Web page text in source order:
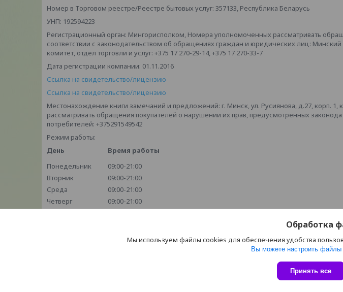
Номер в Торговом реестре/Реестре бытовых услуг: 357133, Республика Беларусь
УНП: 192594223
Регистрационный орган: Мингорисполком, Номера уполномоченных рассматривать
соответствии с законодательством об обращениях граждан и юридических лиц:
комитет, отдел торговли и услуг: +375 17 270-29-14, +375 17 270-33-7
Дата регистрации компании: 01.11.2016
Ссылка на свидетельство/лицензию
Ссылка на свидетельство/лицензию
Местонахождение книги замечаний и предложений: г. Минск, ул. Русиянова, д.27, корп. 1,
рассматривать обращения покупателей о нарушении их прав, предусмотренных
потребителей: +375291549542
Режим работы:
День
Время работы
Понедельник
09:00-21:00
Вторник
09:00-21:00
Среда
09:00-21:00
Четверг
09:00-21:00
Выходной
Сайт создан на
Политика
Обработка
Мы используем файлы cookies для обеспечения удобства
Вы можете настроить
Принять все